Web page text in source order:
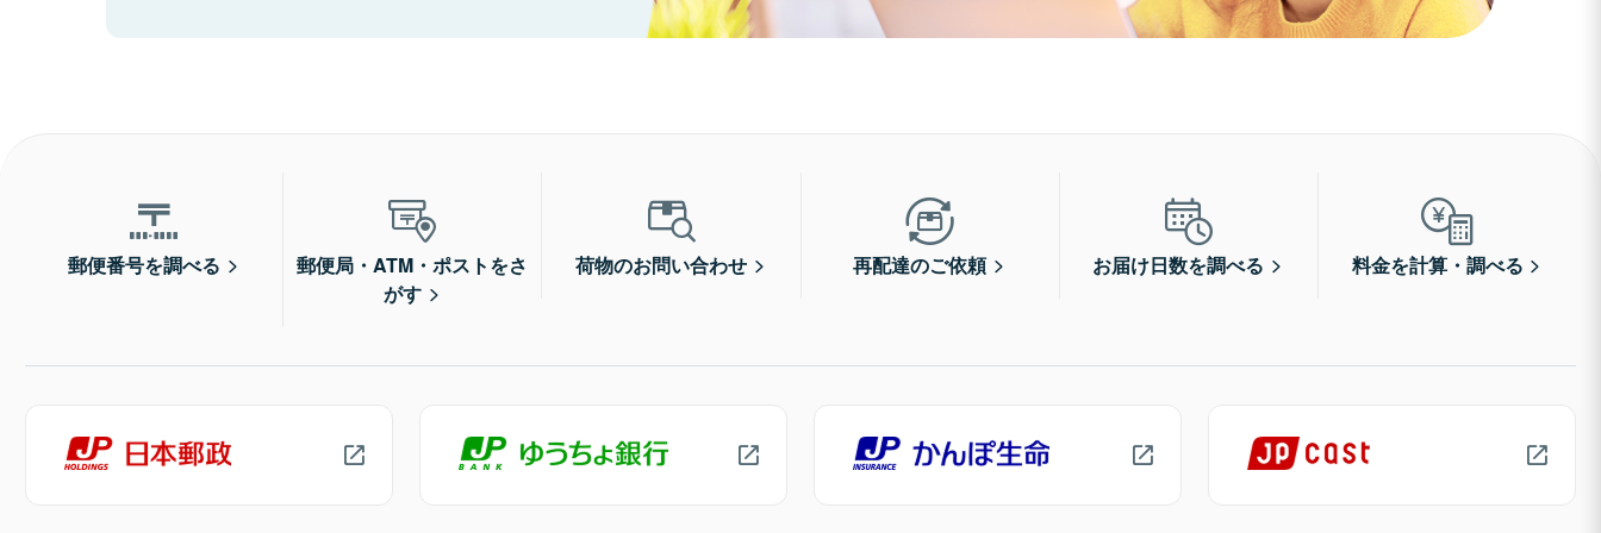
郵便番号を調べる
郵便局・ATM・ポストをさ
がす
荷物のお問い合わせ 再配達のご依頼 お届け日数を調べる 料金を計算・調べる